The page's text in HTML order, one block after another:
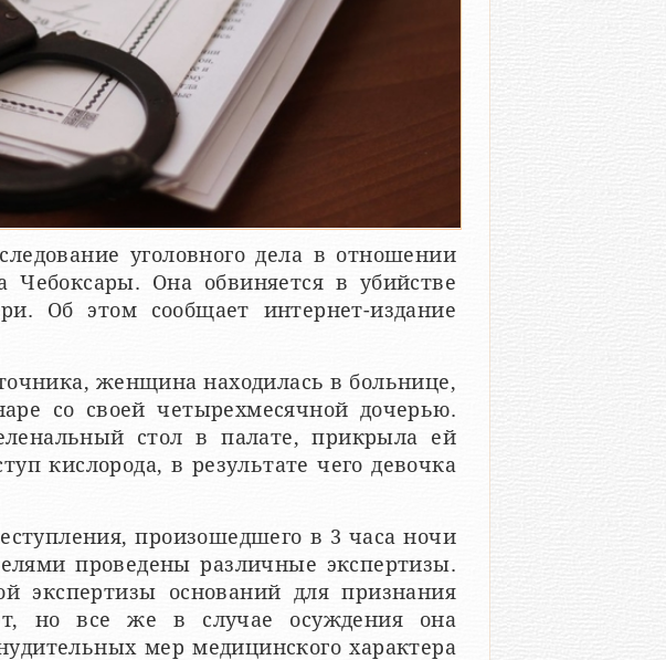
уголовного дела в отношении
Чебоксары. Она обвиняется в убийстве
Об этом сообщает интернет-издание
женщина находилась в больнице,
со своей четырехмесячной дочерью.
стол в палате, прикрыла ей
кислорода, в результате чего девочка
произошедшего в 3 часа ночи
проведены различные экспертизы.
экспертизы оснований для признания
но все же в случае осуждения она
мер медицинского характера